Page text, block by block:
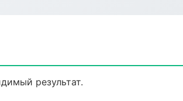
результат.